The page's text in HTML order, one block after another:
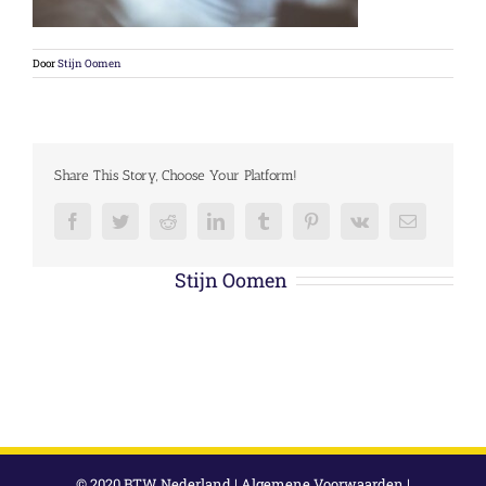
DoorStijn Oomen
Share This Story, Choose Your Platform!
FacebookTwitterRedditLinkedInTumblr PinterestVk
E-
Stijn Oomen